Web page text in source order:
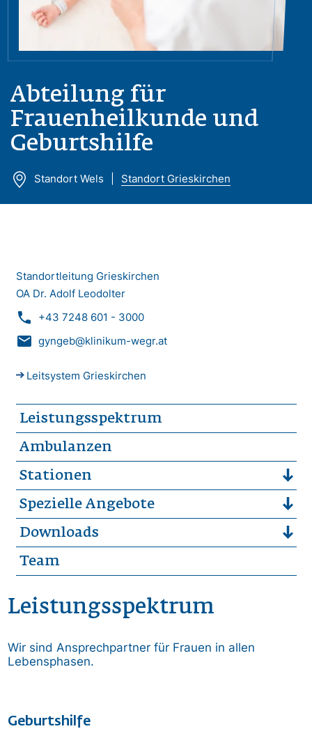
Abteilung für
Frauenheilkunde und
Geburtshilfe
Standort Wels Standort Grieskirchen
Standortleitung Grieskirchen
OA Dr. Adolf Leodolter
phone +43 7248 601 - 3000
mail gyngeb@klinikum-wegr.at
Leitsystem Grieskirchen
Leistungsspektrum
Ambulanzen
Stationen
Spezielle Angebote
Downloads
Team
Leistungsspektrum
Wir sind Ansprechpartner für Frauen in allen
Lebensphasen.
Geburtshilfe